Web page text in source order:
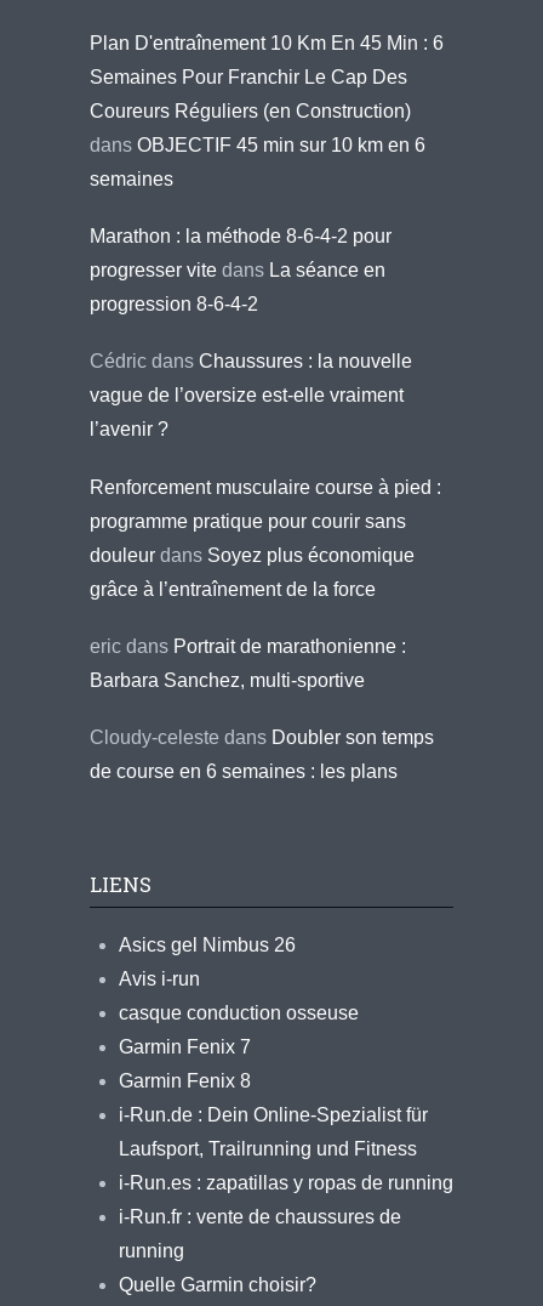
Plan D'entraînement 10 Km En 45 Min : 6
Semaines Pour Franchir Le Cap Des
Coureurs Réguliers (en Construction)
dans OBJECTIF 45 min sur 10 km en 6
semaines
Marathon : la méthode 8-6-4-2 pour
progresser vite dans La séance en
progression 8-6-4-2
Cédric dans Chaussures : la nouvelle
vague de l’oversize est-elle vraiment
l’avenir ?
Renforcement musculaire course à pied :
programme pratique pour courir sans
douleur dans Soyez plus économique
grâce à l’entraînement de la force
eric dans Portrait de marathonienne :
Barbara Sanchez, multi-sportive
Cloudy-celeste dans Doubler son temps
de course en 6 semaines : les plans
LIENS
Asics gel Nimbus 26
Avis i-run
casque conduction osseuse
Garmin Fenix 7
Garmin Fenix 8
i-Run.de : Dein Online-Spezialist für
Laufsport, Trailrunning und Fitness
i-Run.es : zapatillas y ropas de running
i-Run.fr : vente de chaussures de
running
Quelle Garmin choisir?